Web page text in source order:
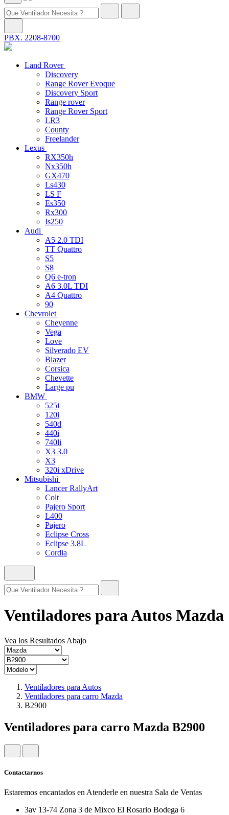
PBX. 2208-8700
Land Rover
Discovery
Range Rover Evoque
Discovery Sport
Range rover
Range Rover Sport
LR3
County
Freelander
Lexus
RX350h
Nx350h
GX470
Ls430
LS F
Es350
Rx300
Is250
Audi
A5 2.0 TDI
TT Quattro
S5
S8
Q6 e-tron
A6 3.0L TDI
A4 Quattro
90
Chevrolet
Cheyenne
Vega
Love
Silverado EV
Blazer
Corsica
Chevette
Large pu
BMW
525i
120i
540d
440i
740li
X3 3.0
X3
320i xDrive
Mitsubishi
Lancer RallyArt
Colt
Pajero Sport
L400
Pajero
Eclipse Cross
Eclipse 3.8L
Cordia
Ventiladores para Autos Mazda
Vea los Resultados Abajo
Ventiladores para Autos
Ventiladores para carro Mazda
B2900
Ventiladores para carro Mazda B2900
Contactarnos
Estaremos encantados en Atenderle en nuestra Sala de Ventas
3av 13-74 Zona 3 de Mixco El Rosario Bodega 6